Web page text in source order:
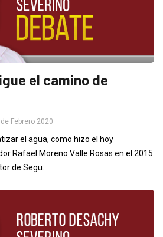
el camino de
Febrero 2020
el agua, como hizo el hoy
Rafael Moreno Valle Rosas en el 2015
de Segu...